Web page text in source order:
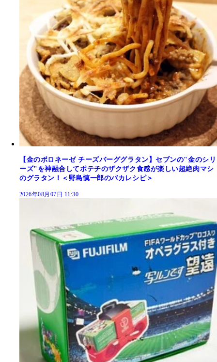
【金のボロネーゼ チーズバーググラタン】セブンの"金のシリ
ーズ"を神融合してポテチのザクザク食感が楽しい超絶肉マシ
のグラタン！＜野島慎一郎のバカレシピ＞
2026年08月07日 11:30